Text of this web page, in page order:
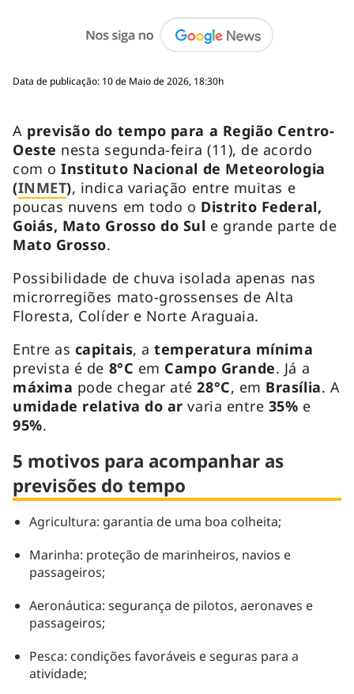
Data de publicação: 10 de Maio de 2026, 18:30h
A previsão do tempo para a Região Centro-
Oeste nesta segunda-feira (11), de acordo
com oInstituto Nacional de Meteorologia
(INMET), indica variação entre muitas e
poucas nuvens em todo o Distrito Federal,
Goiás, Mato Grosso do Sul e grande parte de
Mato Grosso.
Possibilidade de chuva isolada apenas nas
microrregiões mato-grossenses de Alta
Floresta, Colíder e Norte Araguaia.
Entre as capitais, atemperatura mínima
prevista é de 8°C em Campo Grande. Já a
máxima pode chegar até28°C, em Brasília. A
umidade relativa do arvaria entre 35% e
95%.
5 motivos para acompanhar as
previsões do tempo
Agricultura: garantia de uma boa colheita;
Marinha: proteção de marinheiros, navios e
passageiros;
Aeronáutica: segurança de pilotos, aeronaves e
passageiros;
Pesca: condições favoráveis e seguras para a
atividade;